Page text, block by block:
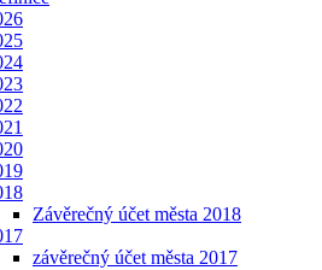
Závěrečný účet města 2018
závěrečný účet města 2017